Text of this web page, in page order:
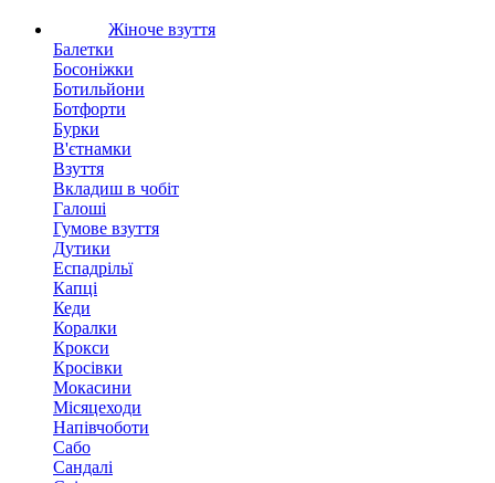
Жіноче взуття
Балетки
Босоніжки
Ботильйони
Ботфорти
Бурки
В'єтнамки
Взуття
Вкладиш в чобіт
Галоші
Гумове взуття
Дутики
Еспадрільї
Капці
Кеди
Коралки
Крокси
Кросівки
Мокасини
Місяцеходи
Напівчоботи
Сабо
Сандалі